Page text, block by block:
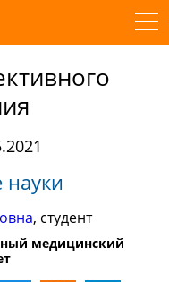
, студент
медицинский